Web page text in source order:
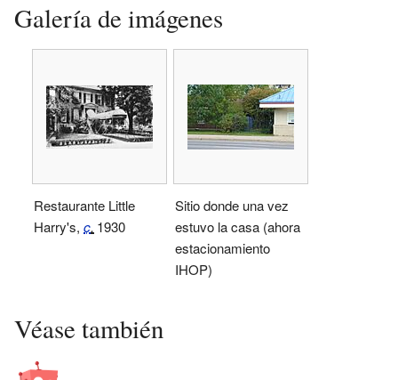
Galería de imágenes
Restaurante Little
Harry's, c. 1930
Sitio donde una vez
estuvo la casa (ahora
estacionamiento
IHOP)
Véase también